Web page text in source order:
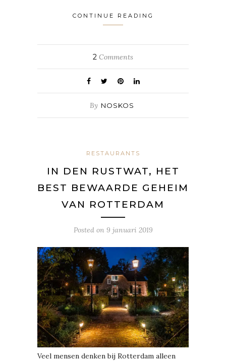
CONTINUE READING
2 Comments
By NOSKOS
RESTAURANTS
IN DEN RUSTWAT, HET
BEST BEWAARDE GEHEIM
VAN ROTTERDAM
Posted on 9 januari 2019
Veel mensen denken bij Rotterdam alleen